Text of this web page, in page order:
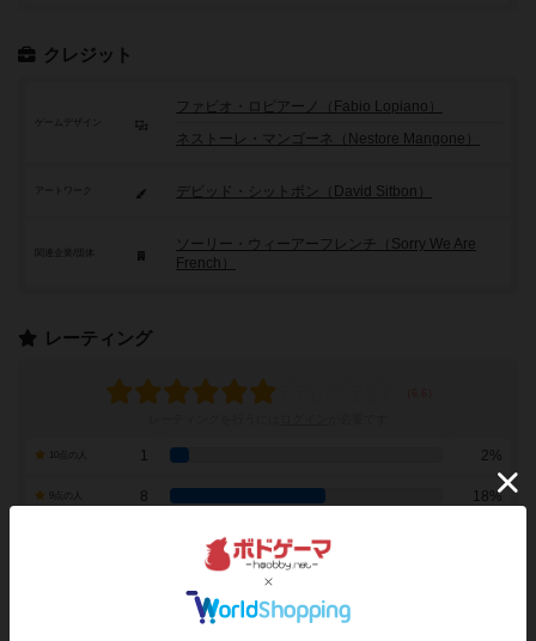
クレジット
ゲームデザイン
ファビオ・ロピアーノ（Fabio Lopiano）
ネストーレ・マンゴーネ（Nestore Mangone）
アートワーク デビッド・シットボン（David Sitbon）
ソーリー・ウィーアーフレンチ（Sorry We Are
French）
レーティング
1 2%
9点の人 8 18%